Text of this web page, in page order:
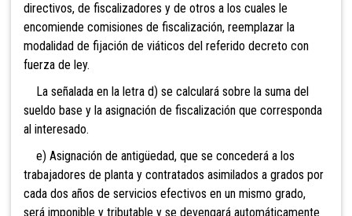
directivos, de fiscalizadores y de otros a los cuales le
encomiende comisiones de fiscalización, reemplazar la
modalidad de fijación de viáticos del referido decreto con
fuerza de ley.
La señalada en la letra d) se calculará sobre la suma del
sueldo base y la asignación de fiscalización que corresponda
al interesado.
e) Asignación de antigüedad, que se concederá a los
trabajadores de planta y contratados asimilados a grados por
cada dos años de servicios efectivos en un mismo grado,
será imponible y tributable y se devengará automáticamente